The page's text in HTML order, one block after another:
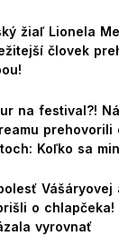
žiaľ Lionela
človek
na festival?!
prehovorili
Koľko sa
Vášáryovej
o chlapčeka!
vyrovnať